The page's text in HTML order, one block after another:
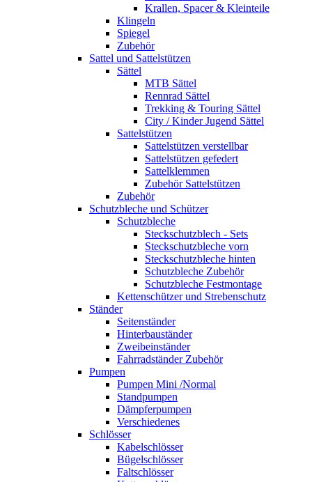
Krallen, Spacer & Kleinteile
Klingeln
Spiegel
Zubehör
Sattel und Sattelstützen
Sättel
MTB Sättel
Rennrad Sättel
Trekking & Touring Sättel
City / Kinder Jugend Sättel
Sattelstützen
Sattelstützen verstellbar
Sattelstützen gefedert
Sattelklemmen
Zubehör Sattelstützen
Zubehör
Schutzbleche und Schützer
Schutzbleche
Steckschutzblech - Sets
Steckschutzbleche vorn
Steckschutzbleche hinten
Schutzbleche Zubehör
Schutzbleche Festmontage
Kettenschützer und Strebenschutz
Ständer
Seitenständer
Hinterbauständer
Zweibeinständer
Fahrradständer Zubehör
Pumpen
Pumpen Mini /Normal
Standpumpen
Dämpferpumpen
Verschiedenes
Schlösser
Kabelschlösser
Bügelschlösser
Faltschlösser